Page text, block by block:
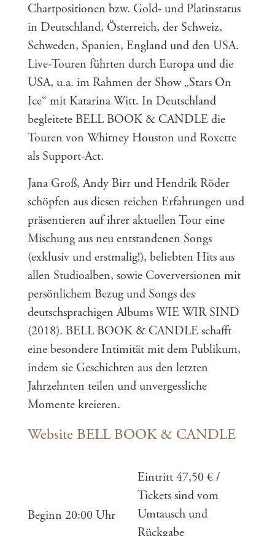
Chartpositionen bzw. Gold- und Platinstatus
in Deutschland, Österreich, der Schweiz,
Schweden, Spanien, England und den USA.
Live-Touren führten durch Europa und die
USA, u.a. im Rahmen der Show „Stars On
Ice“ mit Katarina Witt. In Deutschland
begleitete BELL BOOK & CANDLE die
Touren von Whitney Houston und Roxette
als Support-Act.
Jana Groß, Andy Birr und Hendrik Röder
schöpfen aus diesen reichen Erfahrungen und
präsentieren auf ihrer aktuellen Tour eine
Mischung aus neu entstandenen Songs
(exklusiv und erstmalig!), beliebten Hits aus
allen Studioalben, sowie Coverversionen mit
persönlichem Bezug und Songs des
deutschsprachigen Albums WIE WIR SIND
(2018). BELL BOOK & CANDLE schafft
eine besondere Intimität mit dem Publikum,
indem sie Geschichten aus den letzten
Jahrzehnten teilen und unvergessliche
Momente kreieren.
Website BELL BOOK & CANDLE
Beginn 20:00 Uhr
Eintritt 47,50 € /
Tickets sind vom
Umtausch und
Rückgabe